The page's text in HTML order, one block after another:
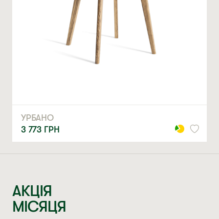
МЕРІ
18 979
АКЦІЯ
МІСЯЦЯ